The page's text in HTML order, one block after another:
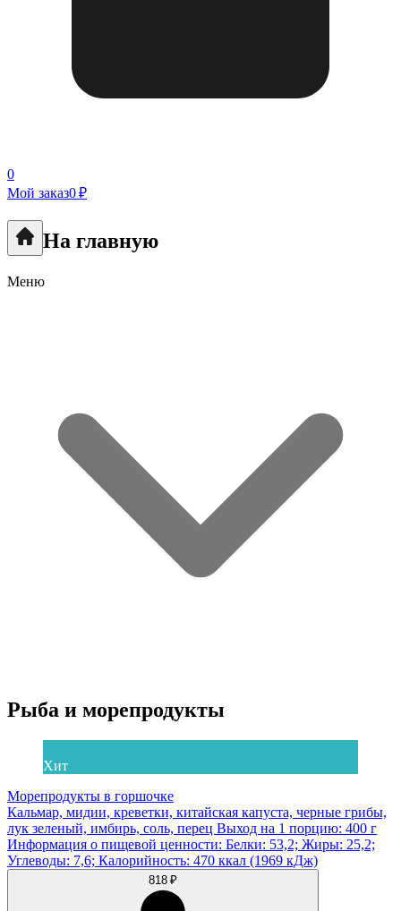
0
Мой заказ0 ₽
На главную
Меню
Рыба и морепродукты
Хит
Морепродукты в горшочке
Кальмар, мидии, креветки, китайская капуста, черные грибы,
лук зеленый, имбирь, соль, перец Выход на 1 порцию: 400 г
Информация о пищевой ценности: Белки: 53,2; Жиры: 25,2;
Углеводы: 7,6; Калорийность: 470 ккал (1969 кДж)
818 ₽